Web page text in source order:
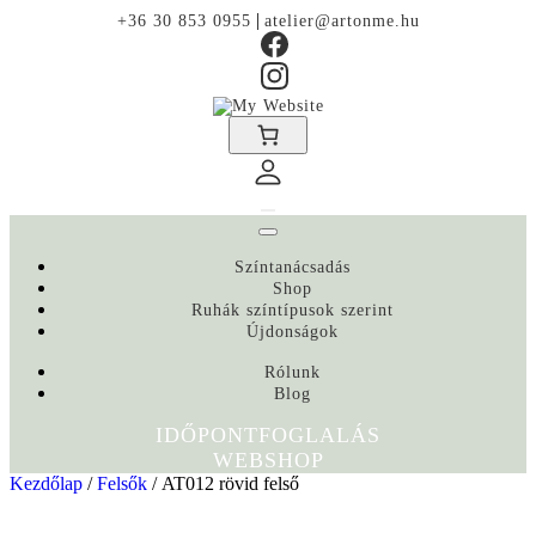
+36 30 853 0955 | atelier@artonme.hu
Színtanácsadás
Shop
Ruhák színtípusok szerint
Újdonságok
Rólunk
Blog
IDŐPONTFOGLALÁS
WEBSHOP
Kezdőlap /Felsők / AT012 rövid felső